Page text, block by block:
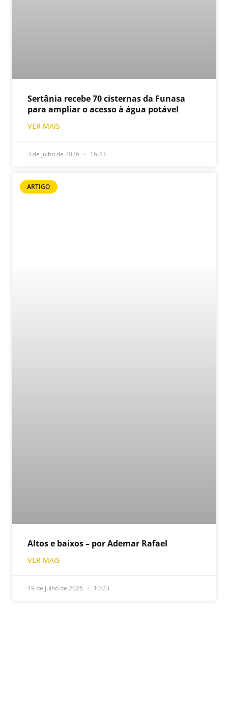
Sertânia recebe 70 cisternas da Funasa
para ampliar o acesso à água potável
VER MAIS
3 de julho de 2026 16:43
ARTIGO
Altos e baixos – por Ademar Rafael
VER MAIS
19 de julho de 2026 10:23